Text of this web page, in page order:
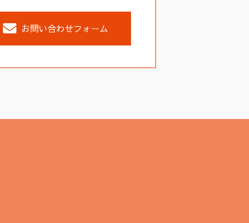
お問い合わせフォーム